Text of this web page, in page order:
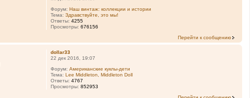
Форум:Наш винтаж: коллекции и истории
Тема:Здравствуйте, это мы!
Ответы:4255
Просмотры:676156
Перейти к сообщению
dollar33
22 дек 2016, 19:07
Форум:Американские куклы-дети
Тема:Lee Middleton, Middleton Doll
Ответы:4767
Просмотры:852953